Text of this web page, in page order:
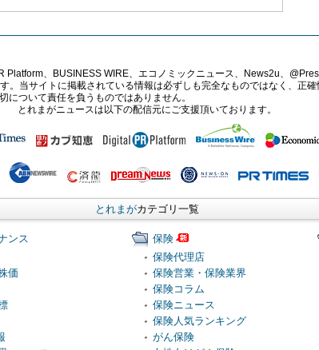
Platform、BUSINESS WIRE、エコノミックニュース、News2u、
。当サイトに掲載されている情報は必ずしも完全なものではなく、正
ついて責任を負うものではありません。
とれまがニュースは以下の配信元にご支援頂いております。
とれまがカテゴリ一覧
ンス
価
保険
保険代理店
保険営業・保険業界
保険コラム
保険ニュース
保険人気ランキング
がん保険